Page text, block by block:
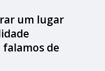
um lugar
falamos de